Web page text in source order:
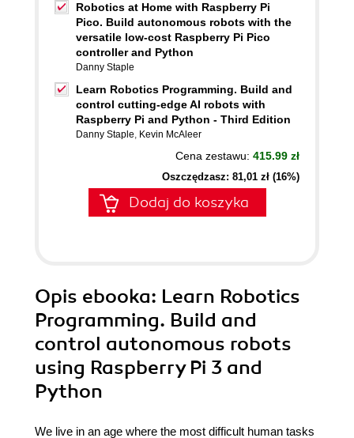
Robotics at Home with Raspberry Pi
Pico. Build autonomous robots with the
versatile low-cost Raspberry Pi Pico
controller and Python
Danny Staple
Learn Robotics Programming. Build and
control cutting-edge AI robots with
Raspberry Pi and Python - Third Edition
Danny Staple, Kevin McAleer
Cena zestawu: 415.99 zł
Oszczędzasz: 81,01 zł (16%)
Dodaj do koszyka
Opis ebooka: Learn Robotics
Programming. Build and
control autonomous robots
using Raspberry Pi 3 and
Python
We live in an age where the most difficult human tasks